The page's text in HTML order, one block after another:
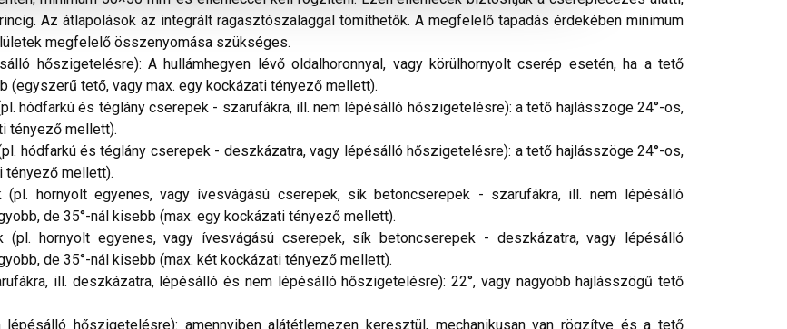
Az átlapolások az integrált ragasztószalaggal tömíthetők. A megfelelő tapadás érdekében minimum
megfelelő összenyomása szükséges.
hőszigetelésre): A hullámhegyen lévő oldalhoronnyal, vagy körülhornyolt cserép esetén, ha a tető
(egyszerű tető, vagy max. egy kockázati tényező mellett).
hódfarkú és téglány cserepek - szarufákra, ill. nem lépésálló hőszigetelésre): a tető hajlásszöge 24°-os,
tényező mellett).
hódfarkú és téglány cserepek - deszkázatra, vagy lépésálló hőszigetelésre): a tető hajlásszöge 24°-os,
tényező mellett).
hornyolt egyenes, vagy ívesvágású cserepek, sík betoncserepek - szarufákra, ill. nem lépésálló
de 35°-nál kisebb (max. egy kockázati tényező mellett).
hornyolt egyenes, vagy ívesvágású cserepek, sík betoncserepek - deszkázatra, vagy lépésálló
de 35°-nál kisebb (max. két kockázati tényező mellett).
ill. deszkázatra, lépésálló és nem lépésálló hőszigetelésre): 22°, vagy nagyobb hajlásszögű tető
hőszigetelésre): amennyiben alátétlemezen keresztül, mechanikusan van rögzítve és a tető